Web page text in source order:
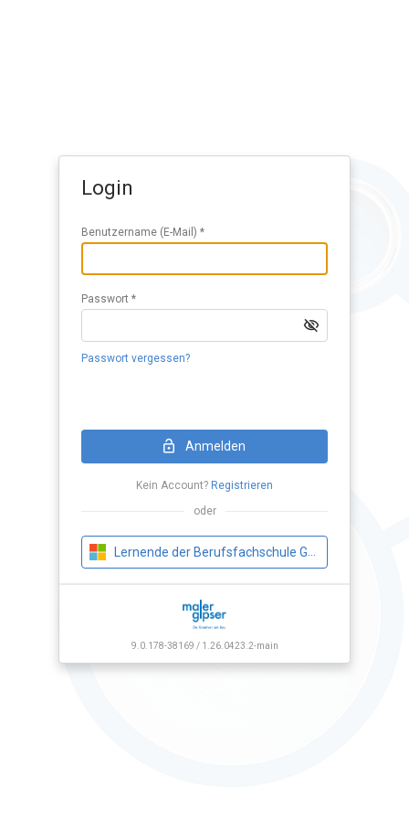
9.0.178-38169 / 1.26.0423.2-main
Login
(Nutzungsbedingungen SMGV)
Bildungszentrum SMGV.
Benutzername (E-Mail) *
Passwort *
Passwort vergessen?
Anmelden
Kein Account? Registrieren
oder
Lernende der Berufsfachschule Gipser